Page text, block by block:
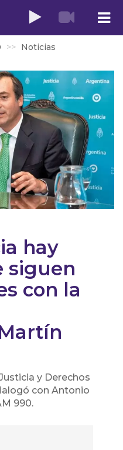
Noticias
hay
siguen
con la
y Derechos
con Antonio
990.